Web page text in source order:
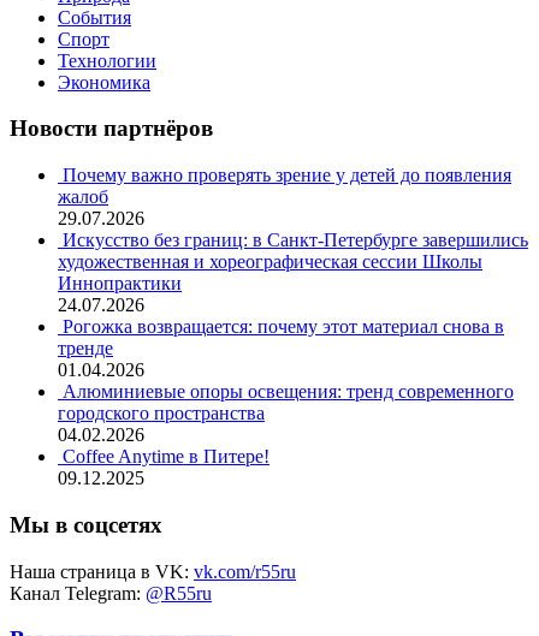
События
Спорт
Технологии
Экономика
Новости партнёров
Почему важно проверять зрение у детей до появления
жалоб
29.07.2026
Искусство без границ: в Санкт-Петербурге завершились
художественная и хореографическая сессии Школы
Иннопрактики
24.07.2026
Рогожка возвращается: почему этот материал снова в
тренде
01.04.2026
Алюминиевые опоры освещения: тренд современного
городского пространства
04.02.2026
Coffee Anytime в Питере!
09.12.2025
Мы в соцсетях
Наша страница в VK: vk.com/r55ru
Канал Telegram: @R55ru